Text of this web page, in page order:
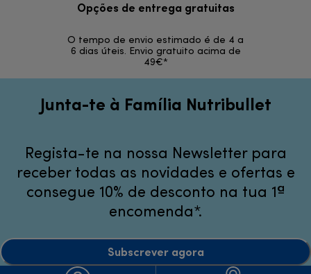
Opções de entrega gratuitas
O tempo de envio estimado é de 4 a
6 dias úteis. Envio gratuito acima de
49€*
Junta-te à Família Nutribullet
Regista-te na nossa Newsletter para
receber todas as novidades e ofertas e
consegue 10% de desconto na tua 1ª
encomenda*.
Subscrever agora